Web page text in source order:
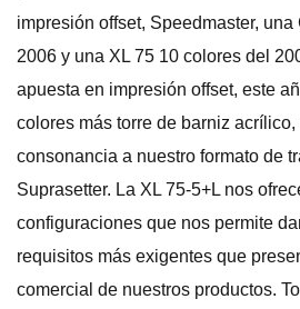
impresión offset, Speedmaster, una
2006 y una XL 75 10 colores del
apuesta en impresión offset, este
colores más torre de barniz acrílico,
consonancia a nuestro formato de
Suprasetter. La XL 75-5+L nos
configuraciones que nos permite
requisitos más exigentes que
comercial de nuestros productos.